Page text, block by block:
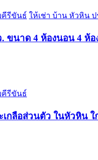
คีรีขันธ์ ให้เช่า บ้าน หัวหิน ป
นาด 4 ห้องนอน 4 ห้อ
คีรีขันธ์
กลือส่วนตัว ในหัวหิน